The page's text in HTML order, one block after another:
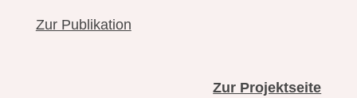
Zur Publikation
Zur Projektseite